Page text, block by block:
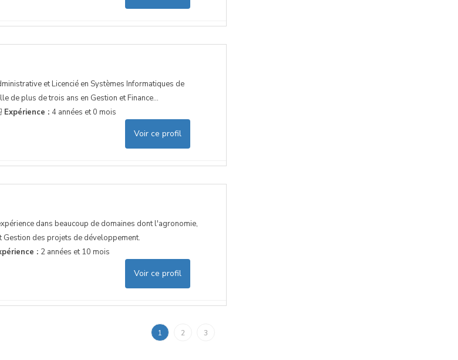
et Licencié en Systèmes Informatiques de
de plus de trois ans en Gestion et Finance...
Expérience : 4 années et 0 mois
Voir ce profil
dans beaucoup de domaines dont l'agronomie,
des projets de développement.
: 2 années et 10 mois
Voir ce profil
1 2 3